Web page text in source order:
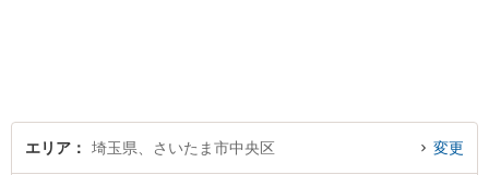
【土日祝・夜間対応◎】
エリア 埼玉県、さいたま市中央区 変更